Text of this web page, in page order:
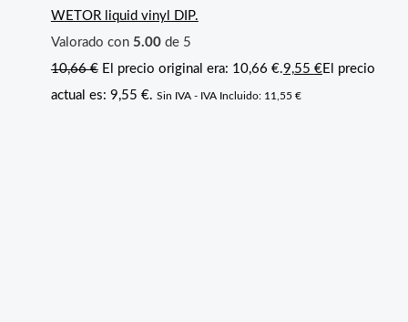
WETOR liquid vinyl DIP.
Valorado con 5.00de 5
10,66€ El precio original era: 10,66 €.9,55 €El precio
actual es: 9,55 €. Sin IVA - IVA Incluido: 11,55 €